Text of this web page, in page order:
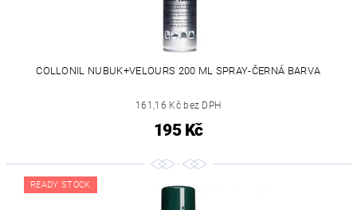
COLLONIL NUBUK+VELOURS 200 ML SPRAY-ČERNÁ BARVA
161,16 Kč bez DPH
195 Kč
READY STOCK